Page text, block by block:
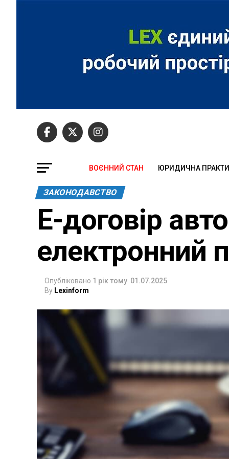
ВОЄННИЙ СТАН ЮРИДИЧНА
ЗАКОНОДАВСТВО
Е-договір
електронний
Опубліковано 1 рік тому 01.07.2025
By Lexinform